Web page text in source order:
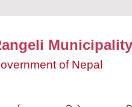
of Nepal